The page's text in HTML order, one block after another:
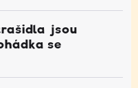
jsou
se